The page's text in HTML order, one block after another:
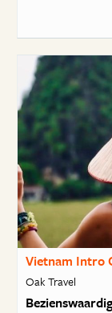
Vietnam Intro
Oak Travel